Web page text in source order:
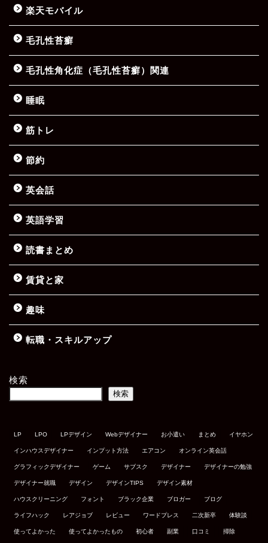
楽天モバイル
毛孔性苔癬
毛孔性角化症（毛孔性苔癬）関連
睡眠
筋トレ
節約
英会話
英語学習
読書まとめ
賃貸と家
趣味
転職・スキルアップ
検索
検索
LP LPO LPデザイン Webデザイナー お小遣い まとめ イヤホン
インハウスデザイナー インプット方法 エアコン オンライン英会話
グラフィックデザイナー ゲーム サブスク デザイナー デザイナーの勉強
デザイナー就職 デザイン デザインTIPS デザイン素材
ハウスクリーニング フォント ブラック企業 ブロガー ブログ
ライフハック レアジョブ レビュー ワードプレス 二次新卒 体験談
使ってよかった 使ってよかったもの 初心者 副業 口コミ 掃除